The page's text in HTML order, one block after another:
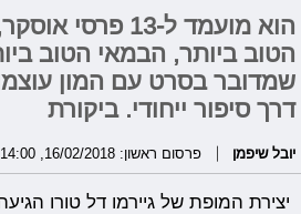
הוא מועמד ל-13
הטוב ביותר, הבמאי הטוב
שמדובר בסרט עם המון
דרך סיפור ייחודי. ביקורת
יובל שיפמן פרסום ראשון: 16/02/2018, 14:00
יצירת המופת של גיירמו דל טורו